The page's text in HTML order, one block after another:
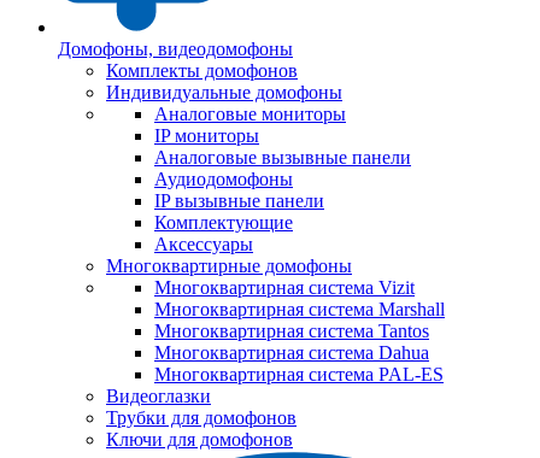
Домофоны, видеодомофоны
Комплекты домофонов
Индивидуальные домофоны
Аналоговые мониторы
IP мониторы
Аналоговые вызывные панели
Аудиодомофоны
IP вызывные панели
Комплектующие
Аксессуары
Многоквартирные домофоны
Многоквартирная система Vizit
Многоквартирная система Marshall
Многоквартирная система Tantos
Многоквартирная система Dahua
Многоквартирная система PAL-ES
Видеоглазки
Трубки для домофонов
Ключи для домофонов